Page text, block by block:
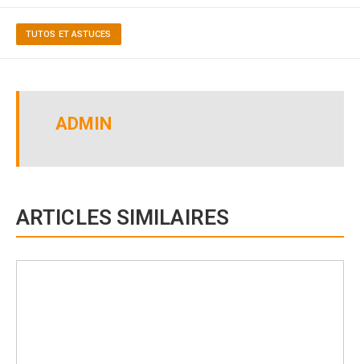
TUTOS ET ASTUCES
ADMIN
ARTICLES SIMILAIRES